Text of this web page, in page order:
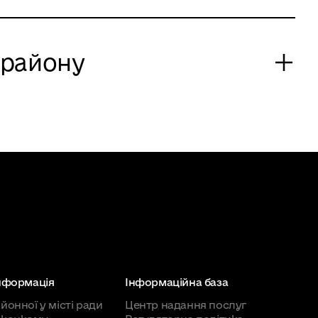
50072, вул. Арктична, буд. 11
50072, вул. Високопільська, буд. 40
у місті ради
Інформаційна база
Центр надання послуг